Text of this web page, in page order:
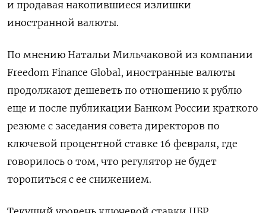
и продавая накопившиеся излишки
иностранной валюты.
По мнению Натальи Мильчаковой из компании
Freedom Finance Global, иностранные валюты
продолжают дешеветь по отношению к рублю
еще и после публикации Банком России краткого
резюме с заседания совета директоров по
ключевой процентной ставке 16 февраля, где
говорилось о том, что регулятор не будет
торопиться с ее снижением.